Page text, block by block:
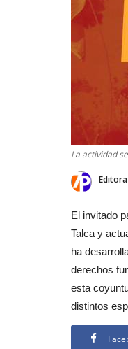
La actividad
Editora
El invitado
Talca y
ha
derechos
esta
distintos